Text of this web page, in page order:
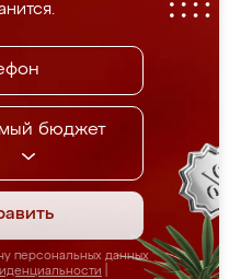
бюджет
персональных данных